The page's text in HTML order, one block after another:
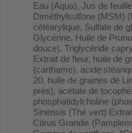
Eau (Aqua), Jus de
Diméthylsulfone (MSM)
cétéarylique, Sulfate de
Glycérine, Huile de
douce), Triglycéride
Extrait de fleur, huile de
(carthame), acide
20, huile de graines de
prés), acétate de
phosphatidylcholine
Sinensis (Thé vert)
Citrus Grandis